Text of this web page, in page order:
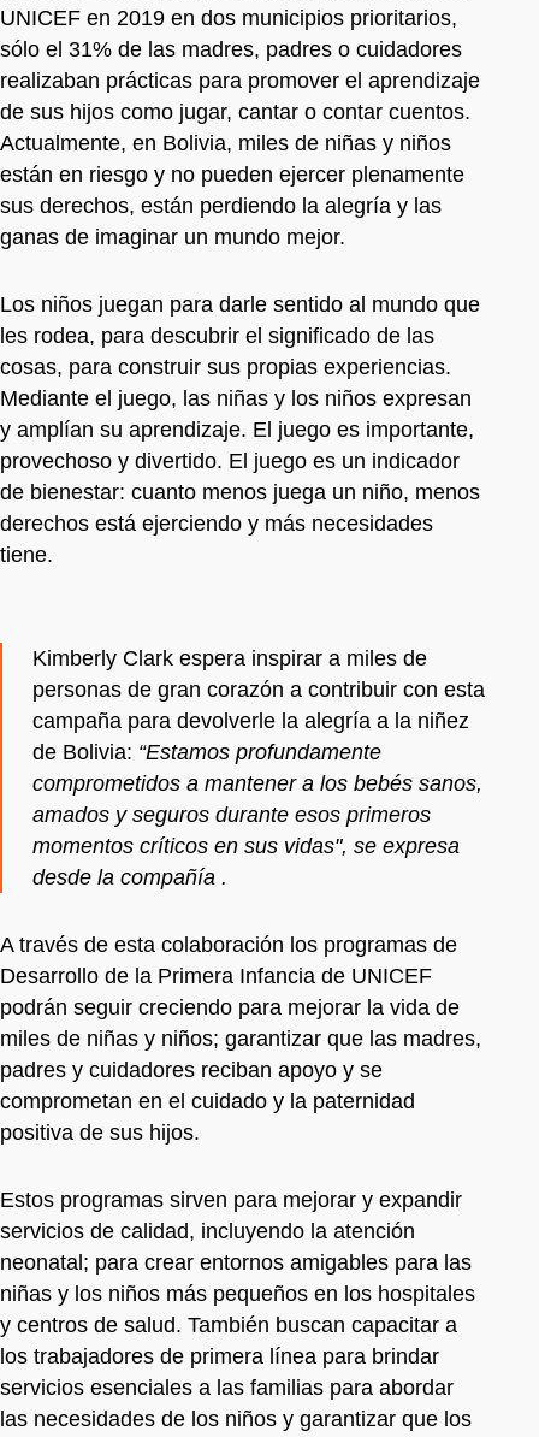
UNICEF en 2019 en dos municipios prioritarios,
sólo el 31% de las madres, padres o cuidadores
realizaban prácticas para promover el aprendizaje
de sus hijos como jugar, cantar o contar cuentos.
Actualmente, en Bolivia, miles de niñas y niños
están en riesgo y no pueden ejercer plenamente
sus derechos, están perdiendo la alegría y las
ganas de imaginar un mundo mejor.
Los niños juegan para darle sentido al mundo que
les rodea, para descubrir el significado de las
cosas, para construir sus propias experiencias.
Mediante el juego, las niñas y los niños expresan
y amplían su aprendizaje. El juego es importante,
provechoso y divertido. El juego es un indicador
de bienestar: cuanto menos juega un niño, menos
derechos está ejerciendo y más necesidades
tiene.
Kimberly Clark espera inspirar a miles de
personas de gran corazón a contribuir con esta
campaña para devolverle la alegría a la niñez
de Bolivia: “Estamos profundamente
comprometidos a mantener a los bebés sanos,
amados y seguros durante esos primeros
momentos críticos en sus vidas", se expresa
desde la compañía .
A través de esta colaboración los programas de
Desarrollo de la Primera Infancia de UNICEF
podrán seguir creciendo para mejorar la vida de
miles de niñas y niños; garantizar que las madres,
padres y cuidadores reciban apoyo y se
comprometan en el cuidado y la paternidad
positiva de sus hijos.
Estos programas sirven para mejorar y expandir
servicios de calidad, incluyendo la atención
neonatal; para crear entornos amigables para las
niñas y los niños más pequeños en los hospitales
y centros de salud. También buscan capacitar a
los trabajadores de primera línea para brindar
servicios esenciales a las familias para abordar
las necesidades de los niños y garantizar que los